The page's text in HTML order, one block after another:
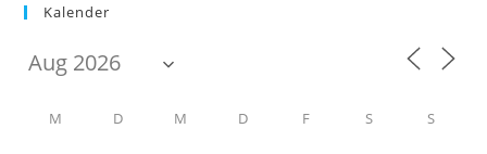
Kalender
M D M D F S S